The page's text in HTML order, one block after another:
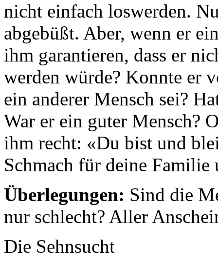
nicht einfach loswerden.
abgebüßt. Aber, wenn er
ihm garantieren, dass er
werden würde? Konnte er
ein anderer Mensch sei?
War er ein guter Mensch?
ihm recht: «Du bist und
Schmach für deine Familie
Überlegungen: Sind die
nur schlecht? Aller
Die Sehnsucht